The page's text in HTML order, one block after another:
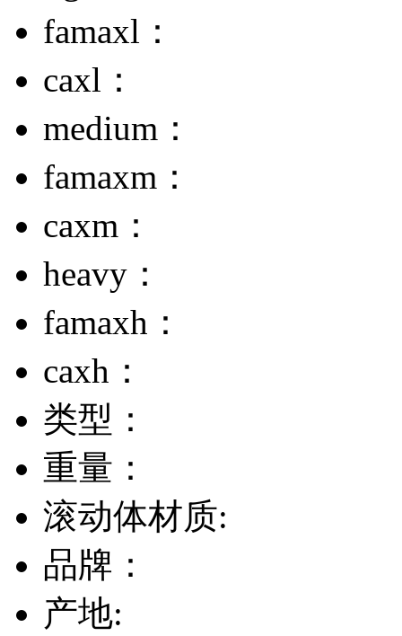
famaxl：
caxl：
medium：
famaxm：
caxm：
heavy：
famaxh：
caxh：
类型：
重量：
滚动体材质:
品牌：
产地: